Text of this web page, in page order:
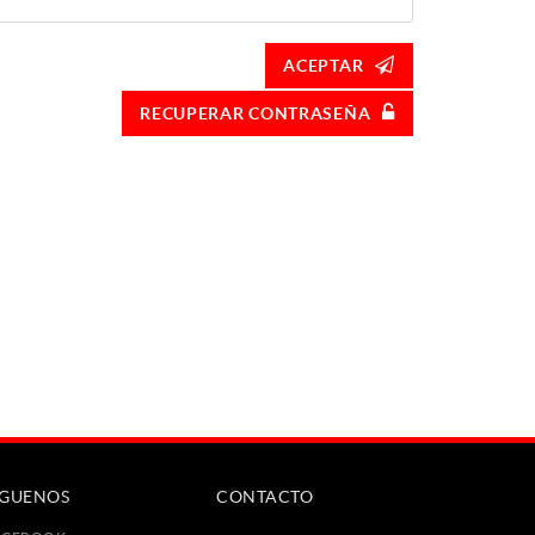
ACEPTAR
RECUPERAR CONTRASEÑA
CONTACTO